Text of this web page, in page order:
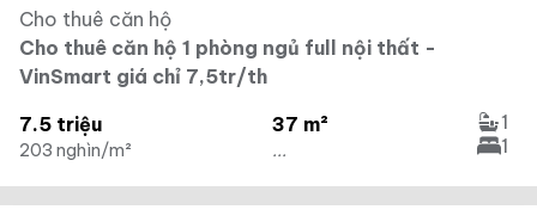
Cho thuê căn hộ
Cho thuê căn hộ 1 phòng ngủ full nội thất -
VinSmart giá chỉ 7,5tr/th
7.5 triệu
203 nghìn/m²
37 m²
...
1
1